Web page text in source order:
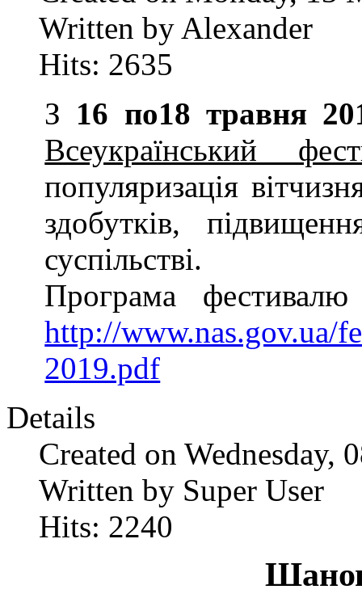
Written by Alexander
Hits: 2635
З 16 по18 травня
Всеукраїнський
популяризація
здобутків,
суспільстві.
Програма
http://www.nas.gov.ua/
2019.pdf
Details
Created on Wednesday,
Written by Super User
Hits: 2240